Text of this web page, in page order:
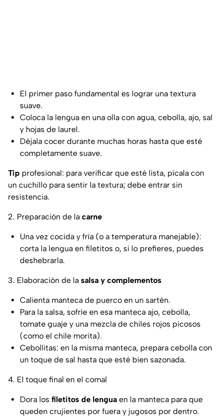
El primer paso fundamental es lograr una textura
suave.
Coloca la lengua en una olla con agua, cebolla, ajo, sal
y hojas de laurel.
Déjala cocer durante muchas horas hasta que esté
completamente suave.
Tip profesional: para verificar que esté lista, pícala con
un cuchillo para sentir la textura; debe entrar sin
resistencia.
2. Preparación de la carne
Una vez cocida y fría (o a temperatura manejable):
corta la lengua en filetitos o, si lo prefieres, puedes
deshebrarla.
3. Elaboración de la salsa y complementos
Calienta manteca de puerco en un sartén.
Para la salsa, sofríe en esa manteca ajo, cebolla,
tomate guaje y una mezcla de chiles rojos picosos
(como el chile morita).
Cebollitas: en la misma manteca, prepara cebolla con
un toque de sal hasta que esté bien sazonada.
4. El toque final en el comal
Dora los filetitos de lengua en la manteca para que
queden crujientes por fuera y jugosos por dentro.